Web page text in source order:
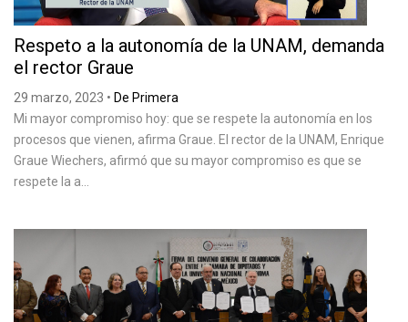
Respeto a la autonomía de la UNAM, demanda
el rector Graue
29 marzo, 2023 • De Primera
Mi mayor compromiso hoy: que se respete la autonomía en los
procesos que vienen, afirma Graue. El rector de la UNAM, Enrique
Graue Wiechers, afirmó que su mayor compromiso es que se
respete la a...